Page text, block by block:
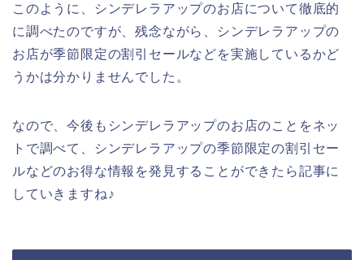
このように、シンデレラアップのお店について徹底的
に調べたのですが、残念ながら、シンデレラアップの
お店が季節限定の割引セールなどを実施しているかど
うかは分かりませんでした。
なので、今後もシンデレラアップのお店のことをネッ
トで調べて、シンデレラアップの季節限定の割引セー
ルなどのお得な情報を発見することができたら記事に
していきますね♪